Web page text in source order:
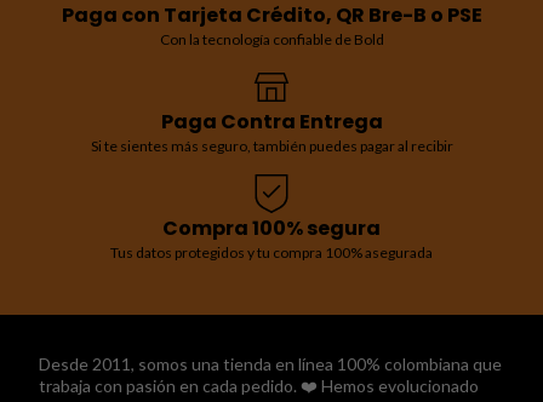
Paga con Tarjeta Crédito, QR Bre-B o PSE
Con la tecnología confiable de Bold
Paga Contra Entrega
Si te sientes más seguro, también puedes pagar al recibir
Compra 100% segura
Tus datos protegidos y tu compra 100% asegurada
Desde 2011, somos una tienda en línea 100% colombiana que
trabaja con pasión en cada pedido. ❤️ Hemos evolucionado